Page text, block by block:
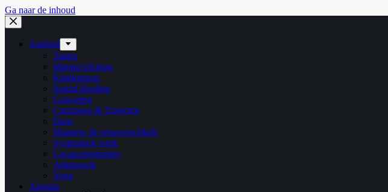
Ga naar de inhoud
Aanbod
Tantra
Mantra’s/Kirtan
Klankreizen
Sound Healing
Concerten
Cursussen & Trajecten
Dans
Mannen- & vrouwencirkels
Systemisch werk
Cacaoceremonies
Ademwerk
Yoga
Agenda